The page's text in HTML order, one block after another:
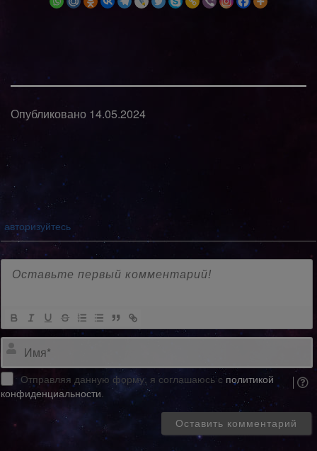
Опубликовано 14.05.2024
авторизуйтесь
Отправляя данную форму, я соглашаюсь сполитикой
конфиденциальности